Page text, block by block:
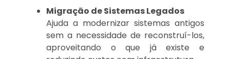
Migração de Sistemas Legados
Ajuda a modernizar sistemas antigos
sem a necessidade de reconstruí-los,
aproveitando o que já existe e